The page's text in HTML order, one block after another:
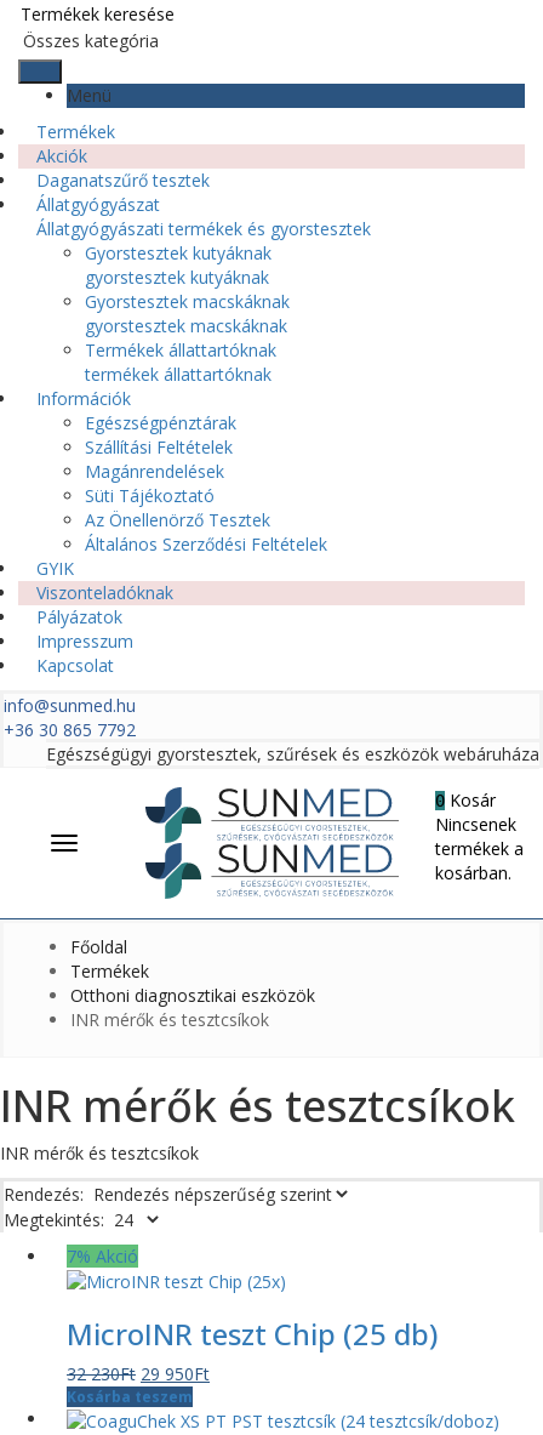
Menü
Termékek
Akciók
Daganatszűrő tesztek
Állatgyógyászat
Állatgyógyászati termékek és gyorstesztek
Gyorstesztek kutyáknak
gyorstesztek kutyáknak
Gyorstesztek macskáknak
gyorstesztek macskáknak
Termékek állattartóknak
termékek állattartóknak
Információk
Egészségpénztárak
Szállítási Feltételek
Magánrendelések
Süti Tájékoztató
Az Önellenörző Tesztek
Általános Szerződési Feltételek
GYIK
Viszonteladóknak
Pályázatok
Impresszum
Kapcsolat
info@sunmed.hu
+36 30 865 7792
Egészségügyi gyorstesztek, szűrések és eszközök webáruháza
Menü
0 Kosár
Nincsenek
termékek a
kosárban.
Főoldal
Termékek
Otthoni diagnosztikai eszközök
INR mérők és tesztcsíkok
INR mérők és tesztcsíkok
INR mérők és tesztcsíkok
Rendezés:
Megtekintés:
7% Akció
MicroINR teszt Chip (25 db)
32 230Ft Original
price
was:
29 950FtCurrent
is:
Kosárba teszem